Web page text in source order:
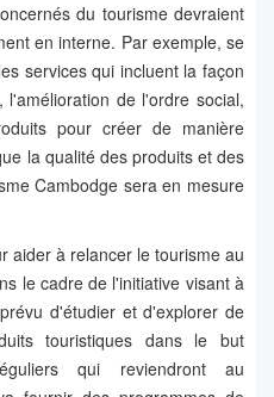
du tourisme devraient
en interne. Par exemple, se
services qui incluent la façon
de l'ordre social,
pour créer de manière
la qualité des produits et des
Cambodge sera en mesure
aider à relancer le tourisme au
le cadre de l'initiative visant à
d'étudier et d'explorer de
touristiques dans le but
qui reviendront au